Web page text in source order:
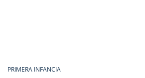
PRIMERA INFANCIA